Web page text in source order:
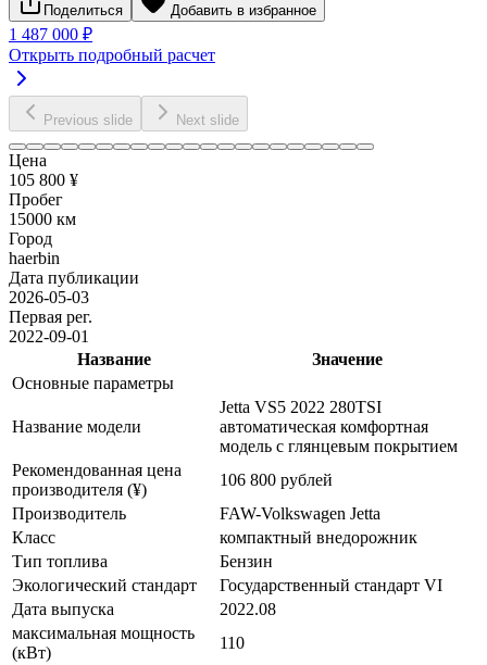
Поделиться Добавить в избранное
1 487 000 ₽
Открыть подробный расчет
Previous slide Next slide
Цена
105 800 ¥
Пробег
15000 км
Город
haerbin
Дата публикации
2026-05-03
Первая рег.
2022-09-01
Название
Значение
Основные параметры
Название модели
Jetta VS5 2022 280TSI
автоматическая комфортная
модель с глянцевым покрытием
Рекомендованная цена
производителя (¥)
106 800 рублей
Производитель
FAW-Volkswagen Jetta
Класс
компактный внедорожник
Тип топлива
Бензин
Экологический стандарт
Государственный стандарт VI
Дата выпуска
2022.08
максимальная мощность
(кВт)
110